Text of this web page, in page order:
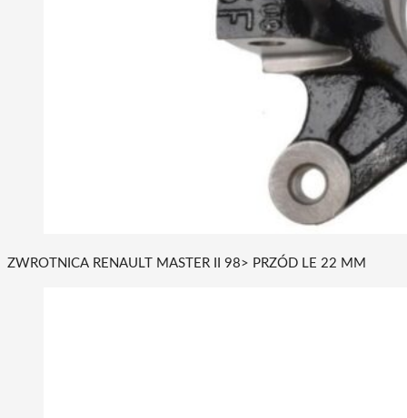
ZWROTNICA RENAULT MASTER II 98> PRZÓD LE 22 MM